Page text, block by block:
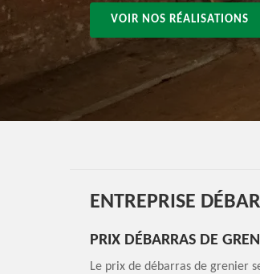
VOIR NOS RÉALISATIONS
ENTREPRISE
PRIX DÉBARRAS DE
Le prix de débarras de grenier